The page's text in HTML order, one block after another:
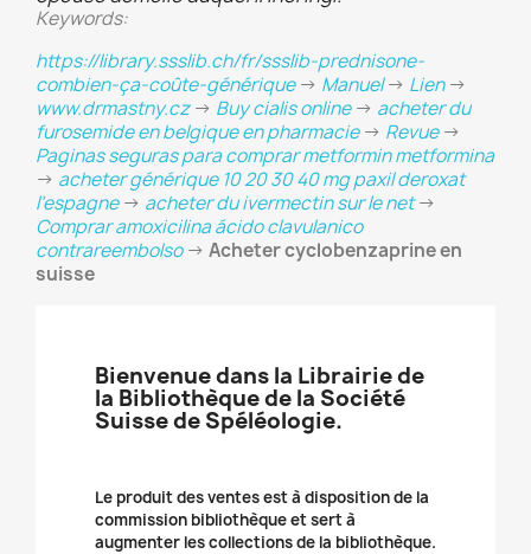
Keywords:
https://library.ssslib.ch/fr/ssslib-prednisone-
combien-ça-coûte-générique-> Manuel-> Lien->
www.drmastny.cz-> Buy cialis online-> acheter du
furosemide en belgique en pharmacie-> Revue->
Paginas seguras para comprar metformin metformina
-> acheter générique 10 20 30 40 mg paxil deroxat
l’espagne-> acheter du ivermectin sur le net->
Comprar amoxicilina ácido clavulanico
contrareembolso-> Acheter cyclobenzaprine en
suisse
Bienvenue dans la Librairie de
la Bibliothèque de la Société
Suisse de Spéléologie.
Le produit des ventes est à disposition de la
commission bibliothèque et sert à
augmenter les collections de la bibliothèque.